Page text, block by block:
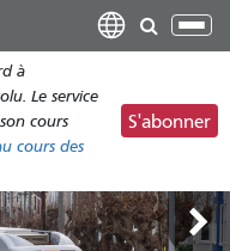
à
Le service
cours
cours des
S'abonner